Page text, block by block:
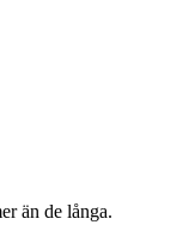
än de långa.